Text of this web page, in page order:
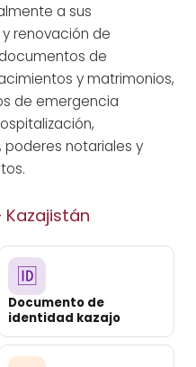
a sus
renovación de
de
y matrimonios,
de emergencia
notariales y
🆔
Documento de
identidad kazajo